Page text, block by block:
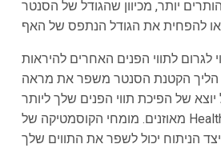
יותר, מכיוון שהגודל של הסנטר
לגרום לתווי הפנים האחרים להיראות
הליך הקטנת הסנטר משפר את מראה
של הפיכת תווי הפנים שלך ליותר
מאוזנים. מומחי הקוסמטיקה של Healthy Türkiyeיפגשו איתך
הניתוח יכול לשפר את התווים שלך